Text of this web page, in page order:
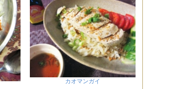
カオマンガイ